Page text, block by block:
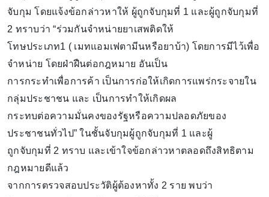
จับกุม โดยแจ้งข้อกล่าวหาให้ ผู้ถูกจับกุมที่ 1 และผู้ถูกจับกุมที่
2 ทราบว่า “ร่วมกันจำหน่ายยาเสพติดให้
โทษประเภท1 ( เมทแอมเฟตามีนหรือยาบ้า) โดยการมีไว้เพื่อ
จำหน่าย โดยฝ่าฝืนต่อกฎหมาย อันเป็น
การกระทำเพื่อการค้า เป็นการก่อให้เกิดการแพร่กระจายใน
กลุ่มประชาชน และ เป็นการทำให้เกิดผล
กระทบต่อความมั่นคงของรัฐหรือความปลอดภัยของ
ประชาชนทั่วไป” ในชั้นจับกุมผู้ถูกจับกุมที่ 1 และผู้
ถูกจับกุมที่ 2 ทราบ และเข้าใจข้อกล่าวหาตลอดถึงสิทธิตาม
กฎหมายดีแล้ว
จากการตรวจสอบประวัติผู้ต้องหาทั้ง 2 ราย พบว่า